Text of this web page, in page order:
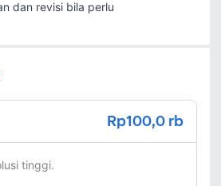
dan revisi bila perlu
Rp100,0 rb
tinggi.